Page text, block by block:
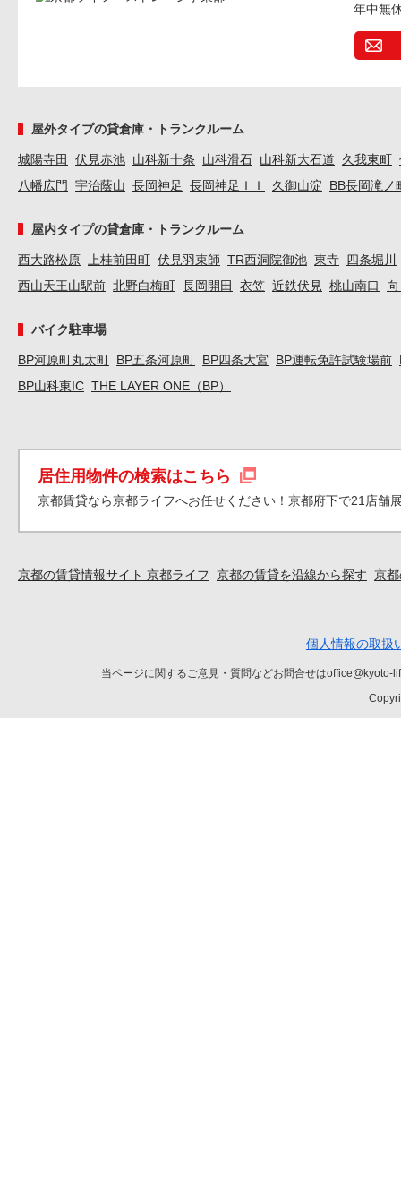
年中無
屋外タイプの貸倉庫・トランクルーム
城陽寺田 伏見赤池 山科新十条 山科滑石 山科新大石道 久我東町
八幡広門
宇治蔭山 長岡神足 長岡神足ＩＩ 久御山淀 BB長岡滝ノ
屋内タイプの貸倉庫・トランクルーム
西大路松原 上桂前田町 伏見羽束師 TR西洞院御池 東寺 四条堀川
西山天王山駅前 北野白梅町 長岡開田 衣笠 近鉄伏見 桃山南口
バイク駐車場
BP河原町丸太町 BP五条河原町 BP四条大宮 BP運転免許試験場前
BP山科東IC THE LAYER ONE（BP）
居住用物件の検索はこちら
京都賃貸なら京都ライフへお任せください！京都府下で21店舗
京都の賃貸情報サイト 京都ライフ 京都の賃貸を沿線から探す 京
個人情報の取扱
当ページに関するご意見・質問などお問合せは